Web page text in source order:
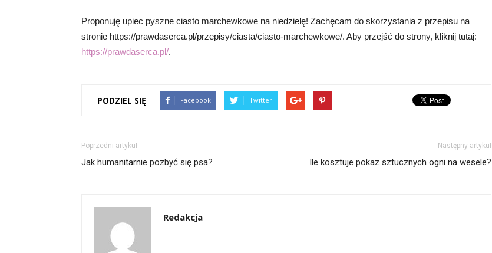
Proponuję upiec pyszne ciasto marchewkowe na niedzielę! Zachęcam do skorzystania z przepisu na
stronie https://prawdaserca.pl/przepisy/ciasta/ciasto-marchewkowe/. Aby przejść do strony, kliknij tutaj:
https://prawdaserca.pl/.
PODZIEL SIĘ Facebook Twitter
Poprzedni artykuł
Jak humanitarnie pozbyć się psa?
Następny artykuł
Ile kosztuje pokaz sztucznych ogni na wesele?
Redakcja